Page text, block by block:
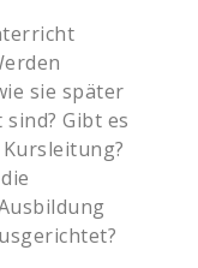
sie später
Gibt es